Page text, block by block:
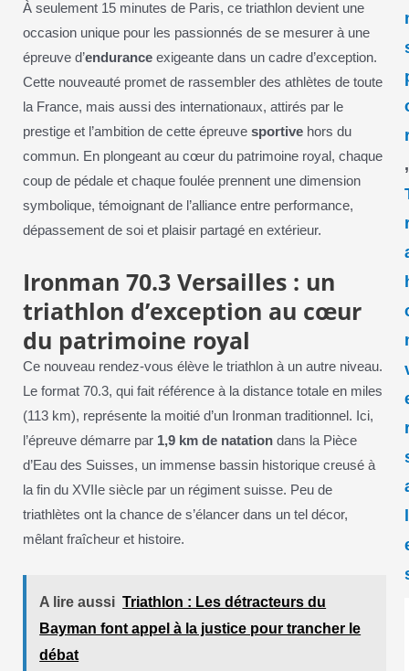
À seulement 15 minutes de Paris, ce triathlon devient une
occasion unique pour les passionnés de se mesurer à une
épreuve d’enduranceexigeante dans un cadre d’exception.
Cette nouveauté promet de rassembler des athlètes de toute
la France, mais aussi des internationaux, attirés par le
prestige et l’ambition de cette épreuve sportivehors du
commun. En plongeant au cœur du patrimoine royal, chaque
coup de pédale et chaque foulée prennent une dimension
symbolique, témoignant de l’alliance entre performance,
dépassement de soi et plaisir partagé en extérieur.
Ironman 70.3 Versailles : un
triathlon d’exception au cœur
du patrimoine royal
Ce nouveau rendez-vous élève le triathlon à un autre niveau.
Le format 70.3, qui fait référence à la distance totale en miles
(113 km), représente la moitié d’un Ironman traditionnel. Ici,
l’épreuve démarre par 1,9 km de natationdans la Pièce
d’Eau des Suisses, un immense bassin historique creusé à
la fin du XVIIe siècle par un régiment suisse. Peu de
triathlètes ont la chance de s’élancer dans un tel décor,
mêlant fraîcheur et histoire.
A lire aussi Triathlon : Les détracteurs du
Bayman font appel à la justice pour trancher le
débat
,